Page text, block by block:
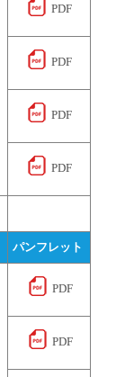
PDF
PDF
PDF
PDF
パンフレット
PDF
PDF